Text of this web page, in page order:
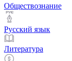
Обществознание
Русский язык
Литература